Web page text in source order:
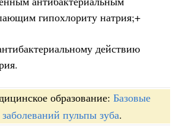
гипохлориту натрия;+
действию
образование: Базовые
пульпы зуба.